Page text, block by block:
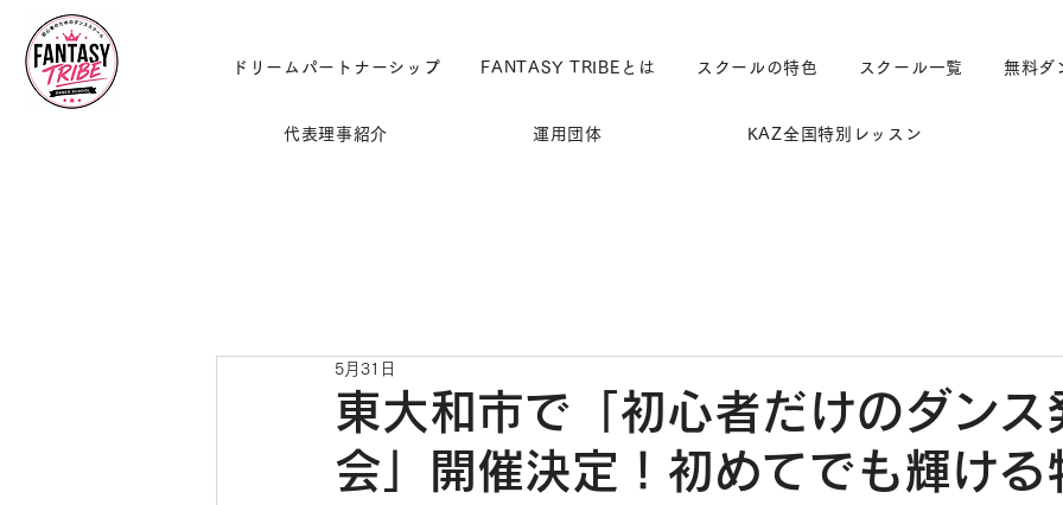
ドリームパートナーシップ FANTASY TRIBEとは スクールの特色 スクール一覧 無料ダ
代表理事紹介 運用団体 KAZ全国特別レッスン
東大和市で「初心者だけのダンス
会」開催決定！初めてでも輝ける
5月31日